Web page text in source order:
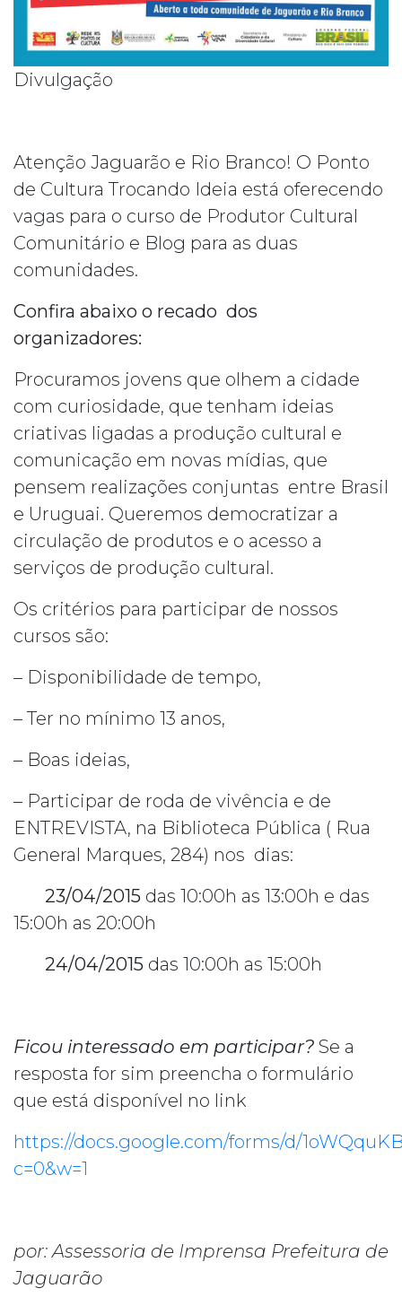
Divulgação
Atenção Jaguarão e Rio Branco! O Ponto
de Cultura Trocando Ideia está oferecendo
vagas para o curso de Produtor Cultural
Comunitário e Blog para as duas
comunidades.
Confira abaixo o recado dos
organizadores:
Procuramos jovens que olhem a cidade
com curiosidade, que tenham ideias
criativas ligadas a produção cultural e
comunicação em novas mídias, que
pensem realizações conjuntas entre Brasil
e Uruguai. Queremos democratizar a
circulação de produtos e o acesso a
serviços de produção cultural.
Os critérios para participar de nossos
cursos são:
– Disponibilidade de tempo,
– Ter no mínimo 13 anos,
– Boas ideias,
– Participar de roda de vivência e de
ENTREVISTA, na Biblioteca Pública ( Rua
General Marques, 284) nos dias:
23/04/2015 das 10:00h as 13:00h e das
15:00h as 20:00h
24/04/2015 das 10:00h as 15:00h
Ficou interessado em participar? Se a
resposta for sim preencha o formulário
que está disponível no link
https://docs.google.com/forms/d/
c=0&w=1
por: Assessoria de Imprensa Prefeitura de
Jaguarão